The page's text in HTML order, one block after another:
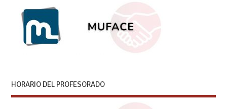
HORARIO DEL PROFESORADO